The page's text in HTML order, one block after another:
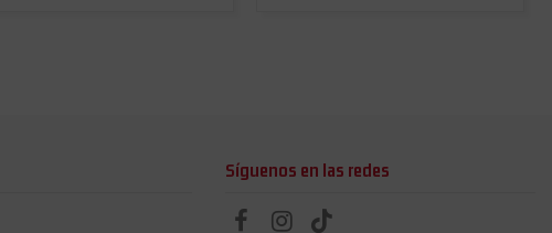
Síguenos en las redes